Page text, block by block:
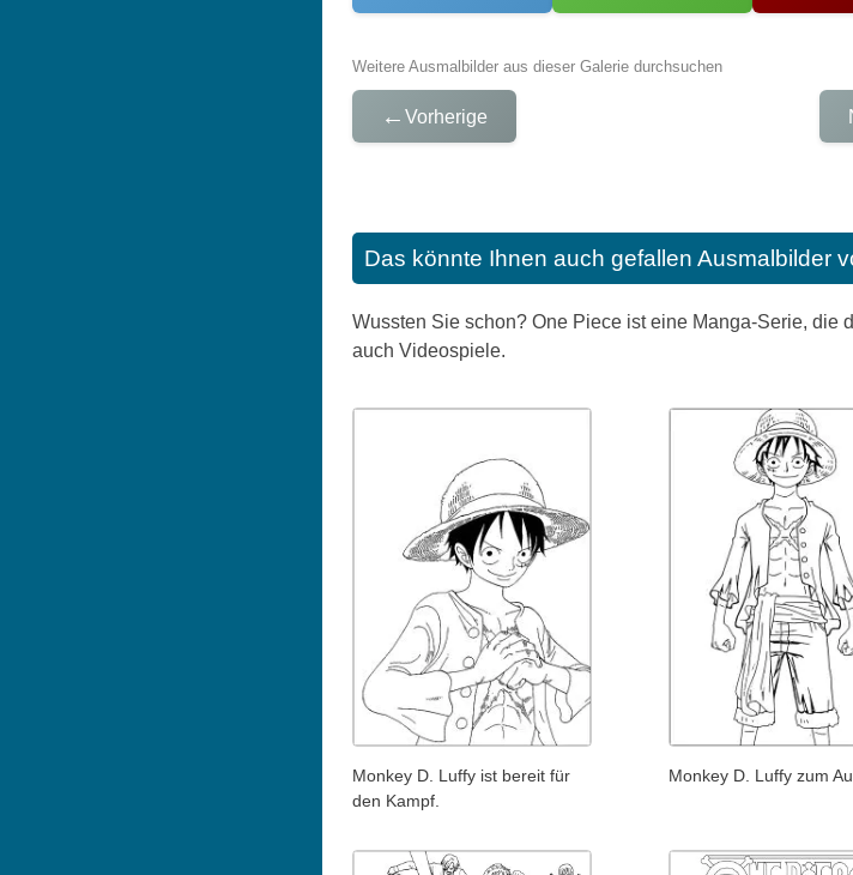
Weitere Ausmalbilder aus dieser Galerie durchsuchen
← Vorherige
Das könnte Ihnen auch gefallen Ausmalbilder
Wussten Sie schon? One Piece ist eine Manga-Serie, die
auch Videospiele.
Monkey D. Luffy ist bereit für
den Kampf.
Monkey D. Luffy zum